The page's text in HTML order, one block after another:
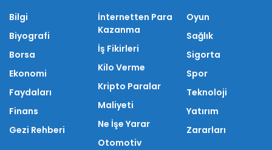
Bilgi
Biyografi
Borsa
Ekonomi
Faydaları
Finans
Gezi Rehberi
İnternetten Para
Kazanma
İş Fikirleri
Kilo Verme
Kripto Paralar
Maliyeti
Ne İşe Yarar
Otomotiv
Oyun
Sağlık
Sigorta
Spor
Teknoloji
Yatırım
Zararları